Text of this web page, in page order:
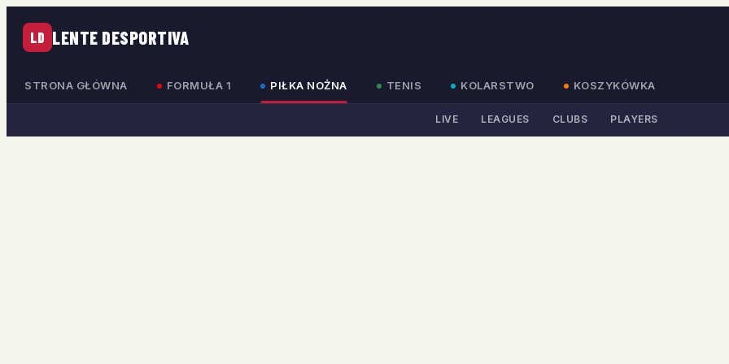
LD LENTE DESPORTIVA
STRONA GŁÓWNA FORMUŁA 1 PIŁKA NOŻNA TENIS KOLARSTWO KOSZYKÓWKA
LIVE LEAGUES CLUBS PLAYERS